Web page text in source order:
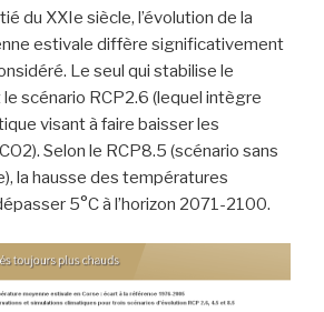
du XXIe siècle, l’évolution de la
estivale diffère significativement
Le seul qui stabilise le
scénario RCP2.6 (lequel intègre
visant à faire baisser les
Selon le RCP8.5 (scénario sans
la hausse des températures
5°C à l’horizon 2071-2100.